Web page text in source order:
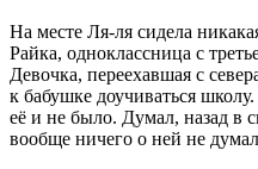
На месте Ля-ля сидела
Райка, одноклассница с
Девочка, переехавшая с
к бабушке доучиваться
её и не было. Думал, назад в
вообще ничего о ней не